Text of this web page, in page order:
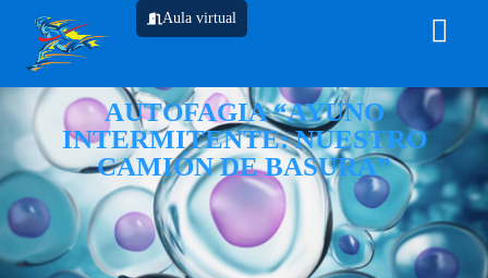
Aula virtual
AUTOFAGIA “AYUNO
INTERMITENTE: NUESTRO
CAMIÓN DE BASURA”